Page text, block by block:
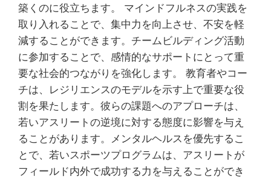
築くのに役立ちます。 マインドフルネスの実践を
取り入れることで、集中力を向上させ、不安を軽
減することができます。チームビルディング活動
に参加することで、感情的なサポートにとって重
要な社会的つながりを強化します。 教育者やコー
チは、レジリエンスのモデルを示す上で重要な役
割を果たします。彼らの課題へのアプローチは、
若いアスリートの逆境に対する態度に影響を与え
ることがあります。メンタルヘルスを優先するこ
とで、若いスポーツプログラムは、アスリートが
フィールド内外で成功する力を与えることができ